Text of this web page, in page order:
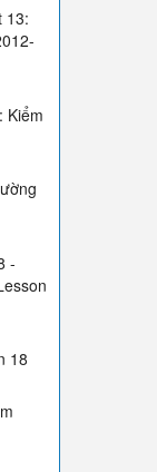
13:
Kiểm
-
18